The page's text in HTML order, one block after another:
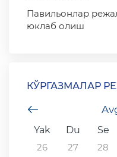
Павильонлар
юклаб олиш
КЎРГАЗМАЛАР
Yak
Du Se
26
27 28